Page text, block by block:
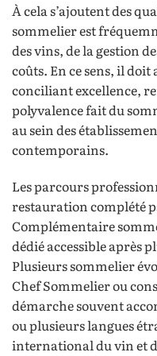
À cela s’ajoutent des
sommelier est
des vins, de la gestion
coûts. En ce sens, il
conciliant excellence,
polyvalence fait du
au sein des
contemporains.
Les parcours
restauration complété
Complémentaire
dédié accessible après
Plusieurs sommelier
Chef Sommelier ou
démarche souvent
ou plusieurs langues
international du vin et